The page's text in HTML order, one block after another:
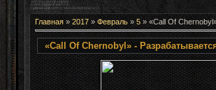
Главная» 2017 » Февраль » 5» «Call Of
«Call Of Chernobyl» -